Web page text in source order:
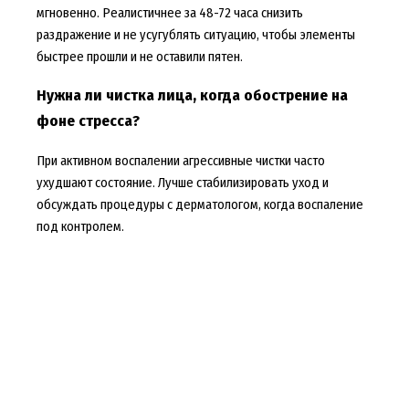
мгновенно. Реалистичнее за 48-72 часа снизить
раздражение и не усугублять ситуацию, чтобы элементы
быстрее прошли и не оставили пятен.
Нужна ли чистка лица, когда обострение на
фоне стресса?
При активном воспалении агрессивные чистки часто
ухудшают состояние. Лучше стабилизировать уход и
обсуждать процедуры с дерматологом, когда воспаление
под контролем.